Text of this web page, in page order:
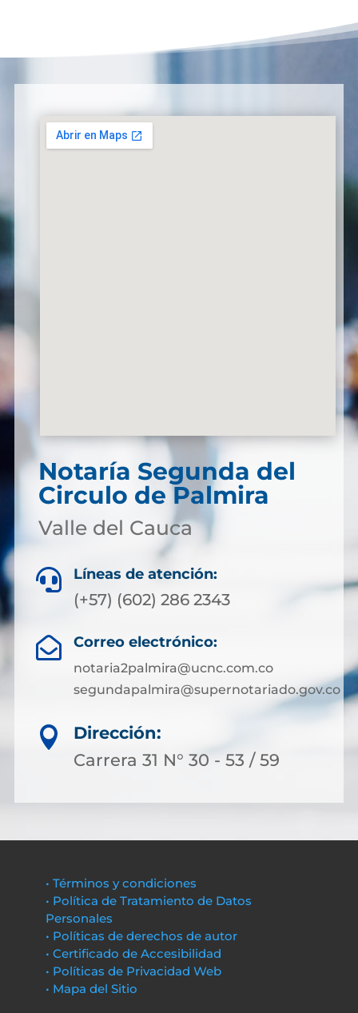
Notaría Segunda del
Circulo de Palmira
Valle del Cauca
 Líneas de atención:
(+57) (602) 286 2343
 Correo electrónico:
notaria2palmira@ucnc.com.co
segundapalmira@supernotariado.gov.co

Dirección:
Carrera 31 N° 30 - 53 / 59
• Términos y condiciones
• Política de Tratamiento de Datos
Personales
• Políticas de derechos de autor
• Certificado de Accesibilidad
• Políticas de Privacidad Web
• Mapa del Sitio